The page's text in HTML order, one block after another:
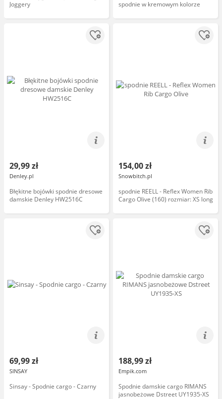
Joggery
spodnie w kremowym kolorze
29,99 zł
Denley.pl
Błękitne bojówki spodnie dresowe
damskie Denley HW2516C
154,00 zł
Snowbitch.pl
spodnie REELL - Reflex Women Rib
Cargo Olive (160) rozmiar: XS long
69,99 zł
SINSAY
Sinsay - Spodnie cargo - Czarny
188,99 zł
Empik.com
Spodnie damskie cargo RIMANS
jasnobeżowe Dstreet UY1935-XS